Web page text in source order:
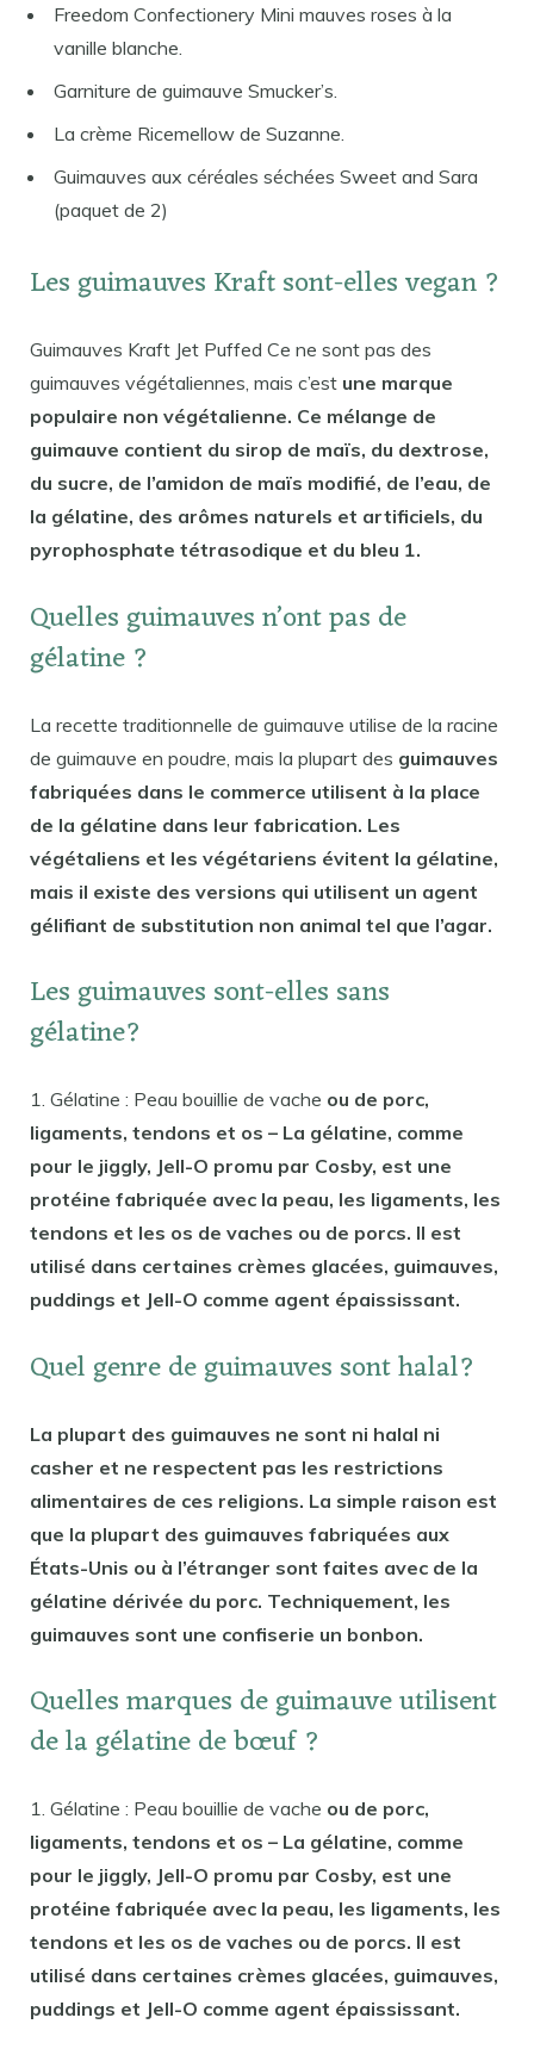
Freedom Confectionery Mini mauves roses à la
vanille blanche.
Garniture de guimauve Smucker’s.
La crème Ricemellow de Suzanne.
Guimauves aux céréales séchées Sweet and Sara
(paquet de 2)
Les guimauves Kraft sont-elles vegan ?
Guimauves Kraft Jet Puffed Ce ne sont pas des
guimauves végétaliennes, mais c’est une marque
populaire non végétalienne. Ce mélange de
guimauve contient du sirop de maïs, du dextrose,
du sucre, de l’amidon de maïs modifié, de l’eau, de
la gélatine, des arômes naturels et artificiels, du
pyrophosphate tétrasodique et du bleu 1.
Quelles guimauves n’ont pas de
gélatine ?
La recette traditionnelle de guimauve utilise de la racine
de guimauve en poudre, mais la plupart des guimauves
fabriquées dans le commerce utilisent à la place
de la gélatine dans leur fabrication. Les
végétaliens et les végétariens évitent la gélatine,
mais il existe des versions qui utilisent un agent
gélifiant de substitution non animal tel que l’agar.
Les guimauves sont-elles sans
gélatine?
1. Gélatine : Peau bouillie de vache ou de porc,
ligaments, tendons et os – La gélatine, comme
pour le jiggly, Jell-O promu par Cosby, est une
protéine fabriquée avec la peau, les ligaments, les
tendons et les os de vaches ou de porcs. Il est
utilisé dans certaines crèmes glacées, guimauves,
puddings et Jell-O comme agent épaississant.
Quel genre de guimauves sont halal?
La plupart des guimauves ne sont ni halal ni
casher et ne respectent pas les restrictions
alimentaires de ces religions. La simple raison est
que la plupart des guimauves fabriquées aux
États-Unis ou à l’étranger sont faites avec de la
gélatine dérivée du porc. Techniquement, les
guimauves sont une confiserie un bonbon.
Quelles marques de guimauve utilisent
de la gélatine de bœuf ?
1. Gélatine : Peau bouillie de vache ou de porc,
ligaments, tendons et os – La gélatine, comme
pour le jiggly, Jell-O promu par Cosby, est une
protéine fabriquée avec la peau, les ligaments, les
tendons et les os de vaches ou de porcs. Il est
utilisé dans certaines crèmes glacées, guimauves,
puddings et Jell-O comme agent épaississant.